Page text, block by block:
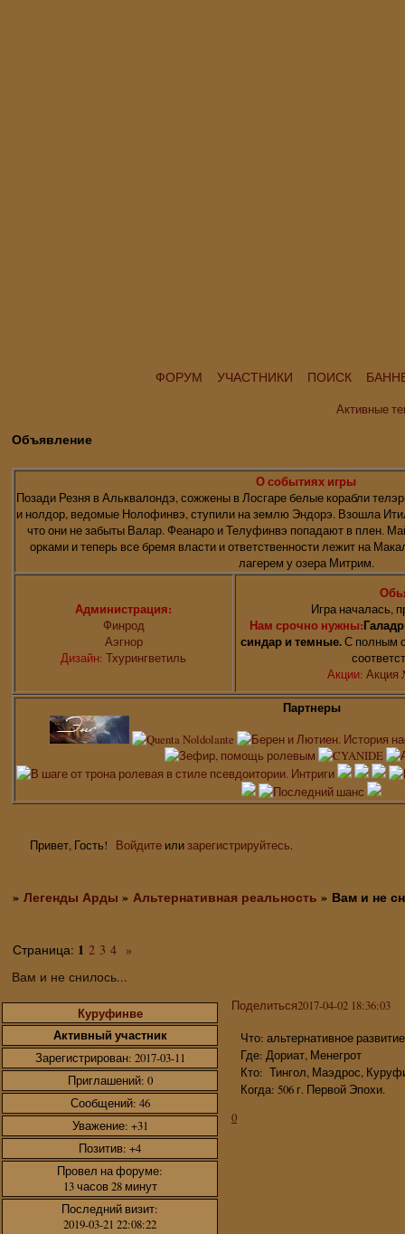
ФОРУМ УЧАСТНИКИ ПОИСК
Активные
Объявление
О событиях игры
Позади Резня в Альквалондэ, сожжены в Лосгаре белые корабли
и нолдор, ведомые Нолофинвэ, ступили на землю Эндорэ. Взошла
что они не забыты Валар. Феанаро и Телуфинвэ попадают в плен.
орками и теперь все бремя власти и ответственности лежит на
лагерем у озера Митрим.
Администрация:
Финрод
Аэгнор
Дизайн:Тхурингветиль
Игра началась,
Нам срочно нужны:
синдар и темные.С полным
Акции: Акция
Партнеры
Привет, Гость! Войдите илизарегистрируйтесь.
»Легенды Арды »Альтернативная реальность » Вам и не
Вам и не снилось...
Страница: 1 2 3 4 »
Поделиться2017-04-02 18:36:03
Куруфинве
Активный участник
Зарегистрирован: 2017-03-11
Приглашений: 0
Сообщений: 46
Уважение: +31
Позитив: +4
Провел на форуме:
13 часов 28 минут
Последний визит:
2019-03-21 22:08:22
Что: альтернативное
Где: Дориат, Менегрот
Кто: Тингол, Маэдрос,
Когда: 506 г. Первой Эпохи.
0